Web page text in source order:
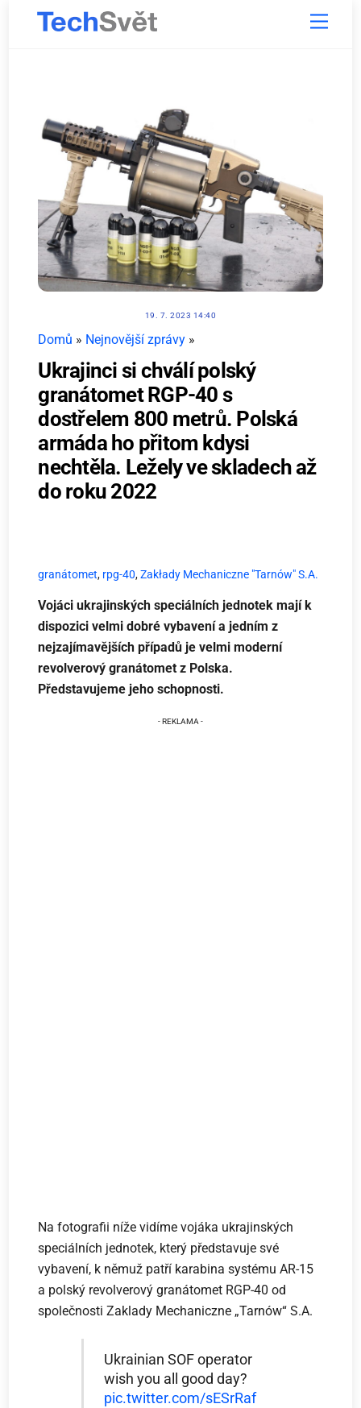
Menu
19. 7. 2023 14:40
Domů » Nejnovější zprávy »
Ukrajinci si chválí polský
granátomet RGP-40 s
dostřelem 800 metrů. Polská
armáda ho přitom kdysi
nechtěla. Ležely ve skladech až
do roku 2022
granátomet, rpg-40,Zakłady Mechaniczne "Tarnów" S.A.
Vojáci ukrajinských speciálních jednotek mají k
dispozici velmi dobré vybavení a jedním z
nejzajímavějších případů je velmi moderní
revolverový granátomet z Polska.
Představujeme jeho schopnosti.
Na fotografii níže vidíme vojáka ukrajinských
speciálních jednotek, který představuje své
vybavení, k němuž patří karabina systému AR-15
a polský revolverový granátomet RGP-40 od
společnosti Zaklady Mechaniczne „Tarnów“ S.A.
Ukrainian SOF operator
wish you all good day?
pic.twitter.com/sESrRaf